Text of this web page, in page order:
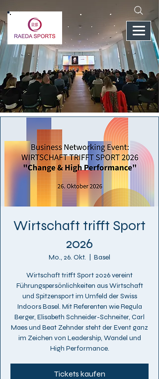
Wirtschaft trifft Sport
2026
Mo., 26. Okt. Basel
Wirtschaft trifft Sport 2026 vereint
Führungspersönlichkeiten aus Wirtschaft
und Spitzensport im Umfeld der Swiss
Indoors Basel. Mit Referenten wie Regula
Berger, Elisabeth Schneider-Schneiter, Carl
Maes und Beat Zehnder steht der Event ganz
im Zeichen von Leadership, Wandel und
High Performance.
Tickets kaufen